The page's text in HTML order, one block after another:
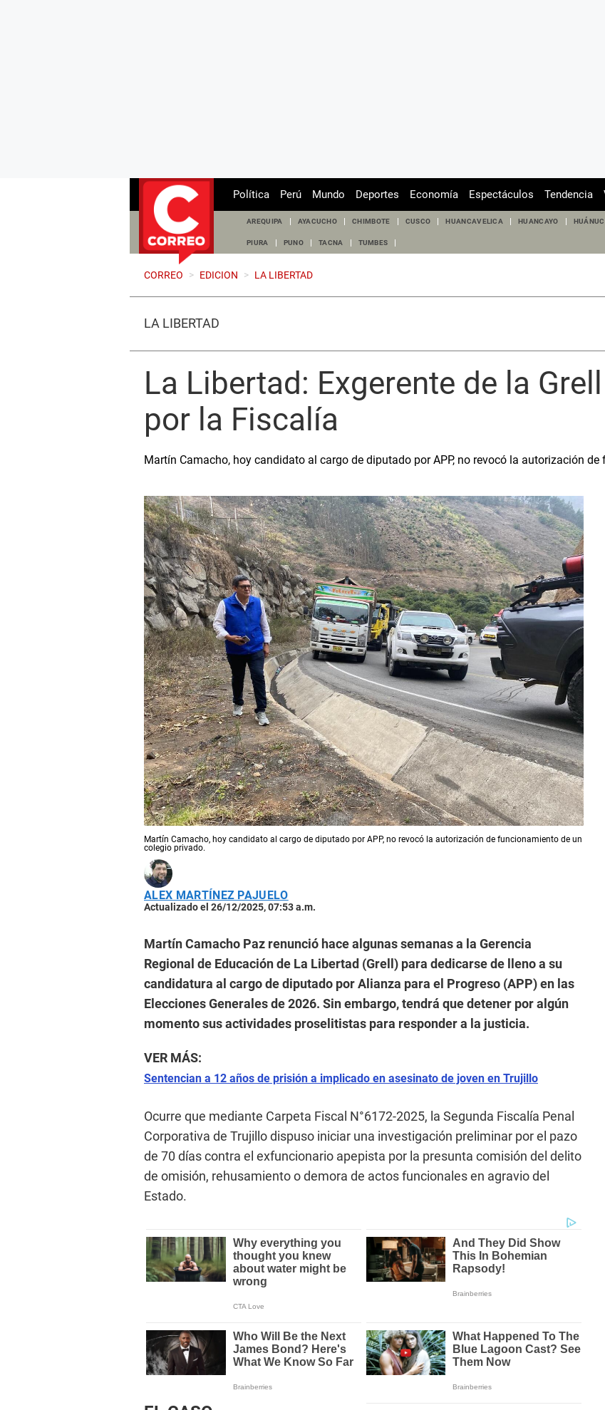
Política Perú Mundo Deportes Economía Espectáculos Tendencia
AREQUIPA AYACUCHO CHIMBOTE CUSCO HUANCAVELICA HUANCAYO
PIURA PUNO TACNA TUMBES
CORREO > EDICION > LA LIBERTAD
LA LIBERTAD
La Libertad: Exgerente de la
por la Fiscalía
Martín Camacho, hoy candidato al cargo de diputado por APP, no revocó la autorización
Martín Camacho, hoy candidato al cargo de diputado por APP, no revocó la autorización de funcionamiento de un
colegio privado.
ALEX MARTÍNEZ PAJUELO
Actualizado el 26/12/2025, 07:53 a.m.
Martín Camacho Paz renunció hace algunas semanas a la Gerencia
Regional de Educación de La Libertad (Grell) para dedicarse de lleno a su
candidatura al cargo de diputado por Alianza para el Progreso (APP) en las
Elecciones Generales de 2026. Sin embargo, tendrá que detener por algún
momento sus actividades proselitistas para responder a la justicia.
VER MÁS:
Sentencian a 12 años de prisión a implicado en asesinato de joven en Trujillo
Ocurre que mediante Carpeta Fiscal N°6172-2025, la Segunda Fiscalía Penal
Corporativa de Trujillo dispuso iniciar una investigación preliminar por el pazo
de 70 días contra el exfuncionario apepista por la presunta comisión del delito
de omisión, rehusamiento o demora de actos funcionales en agravio del
Estado.